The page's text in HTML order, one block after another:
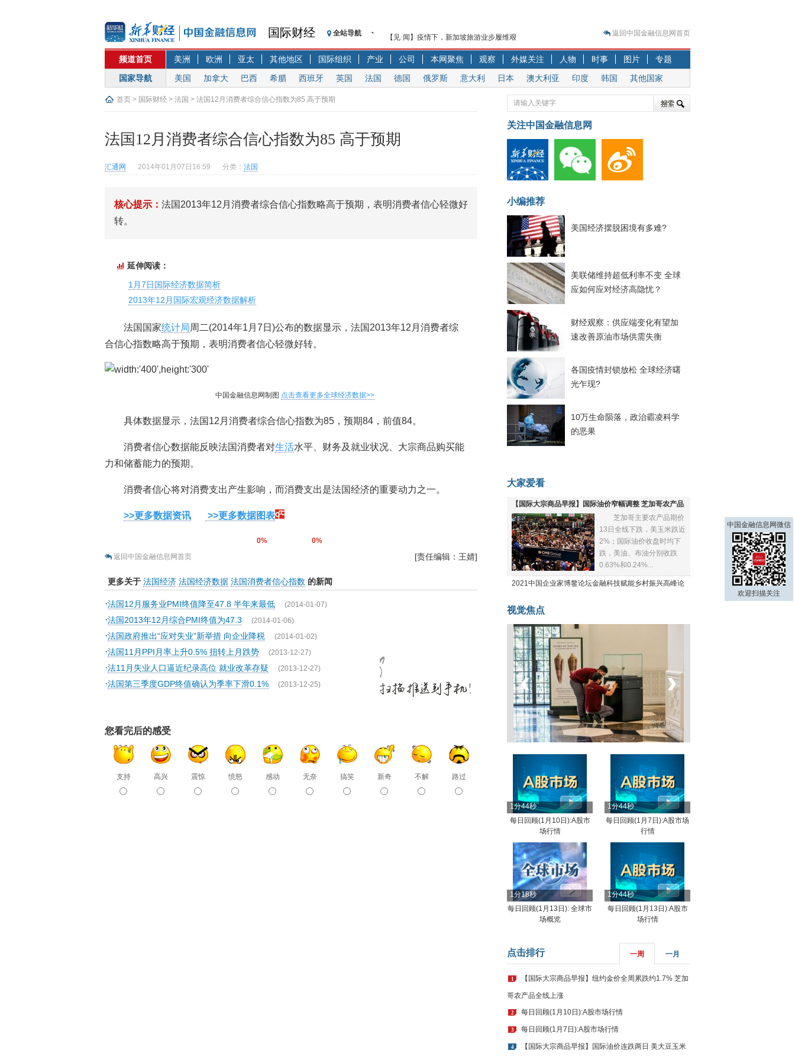
国际财经 全站导航
【见·闻】疫情下，新加坡旅游业步履维艰
记者手记：疫情下的香港零售业如何浴火重生？
【见·闻】疫情下一家香港传统零售商的转型突围之旅
济安金信：中国基金市场数据分析周报（2020. 07.27—2020.07.31）
【新华财经调查】同业存单、结构性存款玩起“跷跷板” 结构性失衡藏
央行公开市场净投放300亿元 短端资金利率明显下行
基本面及股市双轮冲击 债市回调十年期债表现最弱
沥青期货连续两日涨逾3% 沪银及两粕涨势喜人
恒生聚源：北斗收官之星发射成功，全产业链解析
返回中国金融信息网首页
频道首页 美洲 欧洲 亚太 其他地区 国际组织 产业 公司 本网聚焦 观察 外媒关注 人物 时事 图片
专题
国家导航
美国 加拿大 巴西 希腊 西班牙 英国 法国 德国 俄罗斯 意大利 日本 澳大利亚 印度 韩国 其他国家
首页 > 国际财经 > 法国 > 法国12月消费者综合信心指数为85 高于预期
法国12月消费者综合信心指数为85 高于预期
汇通网 2014年01月07日16:59 分类： 法国
核心提示： 法国2013年12月消费者综合信心指数略高于预期，表明消费者信心轻微好
转。
延伸阅读：
1月7日国际经济数据简析
2013年12月国际宏观经济数据解析
法国国家统计局周二(2014年1月7日)公布的数据显示，法国2013年12月消费者综
合信心指数略高于预期，表明消费者信心轻微好转。
中国金融信息网制图 点击查看更多全球经济数据>>
具体数据显示，法国12月消费者综合信心指数为85，预期84，前值84。
消费者信心数据能反映法国消费者对生活水平、财务及就业状况、大宗商品购买能
力和储蓄能力的预期。
消费者信心将对消费支出产生影响，而消费支出是法国经济的重要动力之一。
>>更多数据资讯 >>更多数据图表
0%
0%
返回中国金融信息网首页
[责任编辑：王婧]
更多关于 法国经济 法国经济数据 法国消费者信心指数 的新闻
·法国12月服务业PMI终值降至47.8 半年来最低 (2014-01-07)
·法国2013年12月综合PMI终值为47.3 (2014-01-06)
·法国政府推出“应对失业”新举措 向企业降税 (2014-01-02)
·法国11月PPI月率上升0.5% 扭转上月跌势 (2013-12-27)
·法11月失业人口逼近纪录高位 就业改革存疑 (2013-12-27)
·法国第三季度GDP终值确认为季率下滑0.1% (2013-12-25)
您看完后的感受
支持 高兴 震惊 愤怒 感动 无奈 搞笑 新奇 不解 路过
关注中国金融信息网
小编推荐
美国经济摆脱困境有多难?
美联储维持超低利率不变 全球
应如何应对经济高隐忧？
财经观察：供应端变化有望加
速改善原油市场供需失衡
各国疫情封锁放松 全球经济曙
光乍现?
10万生命陨落，政治霸凌科学
的恶果
大家爱看
【国际大宗商品早报】国际油价窄幅调整 芝加哥农产品
全线下跌
芝加哥主要农产品期价
13日全线下跌，美玉米跌近
2%；国际油价收盘时均下
跌，美油、布油分别收跌
0.63%和0.24%...
2021中国企业家博鳌论坛金融科技赋能乡村振兴高峰论
视觉焦点
菲律宾：防疫降级
‹ ›
1分44秒
每日回顾(1月10日):A股市
场行情
1分44秒
每日回顾(1月7日):A股市场
行情
1分18秒
每日回顾(1月13日): 全球市
场概览
1分44秒
每日回顾(1月13日):A股市
场行情
点击排行 一周 一月
1 【国际大宗商品早报】纽约金价全周累跌约1.7% 芝加
哥农产品全线上涨
2 每日回顾(1月10日):A股市场行情
3 每日回顾(1月7日):A股市场行情
4 【国际大宗商品早报】国际油价连跌两日 美大豆玉米
中国金融信息网微信
欢迎扫描关注